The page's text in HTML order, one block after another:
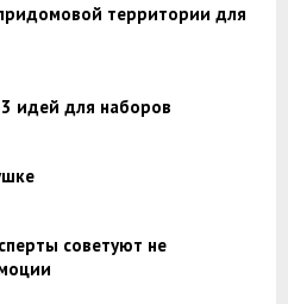
территории для
идей для наборов
советуют не